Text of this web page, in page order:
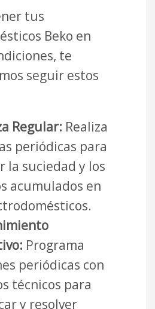
tus
Beko en
te
seguir estos
Regular: Realiza
periódicas para
la suciedad y los
acumulados en
Programa
periódicas con
técnicos para
y resolver